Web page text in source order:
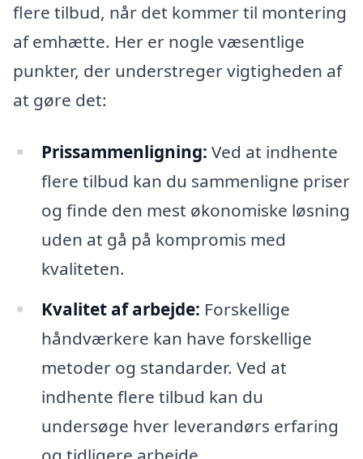
flere tilbud, når det kommer til montering
af emhætte. Her er nogle væsentlige
punkter, der understreger vigtigheden af
at gøre det:
Prissammenligning: Ved at indhente
flere tilbud kan du sammenligne priser
og finde den mest økonomiske løsning
uden at gå på kompromis med
kvaliteten.
Kvalitet af arbejde: Forskellige
håndværkere kan have forskellige
metoder og standarder. Ved at
indhente flere tilbud kan du
undersøge hver leverandørs erfaring